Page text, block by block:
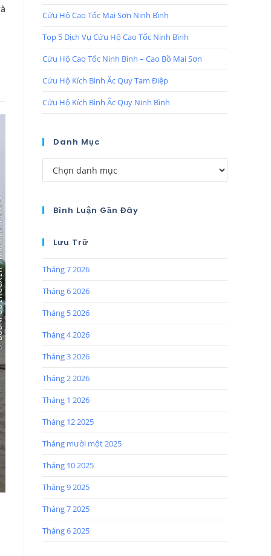
Cứu Hộ Cao Tốc Mai Sơn Ninh Bình
Top 5 Dịch Vụ Cứu Hộ Cao Tốc Ninh Bình
Cứu Hộ Cao Tốc Ninh Bình – Cao Bồ Mai Sơn
Cứu Hộ Kích Bình Ắc Quy Tam Điệp
Cứu Hộ Kích Bình Ắc Quy Ninh Bình
Danh Mục
Bình Luận Gần Đây
Lưu Trữ
Tháng 7 2026
Tháng 6 2026
Tháng 5 2026
Tháng 4 2026
Tháng 3 2026
Tháng 2 2026
Tháng 1 2026
Tháng 12 2025
Tháng mười một 2025
Tháng 10 2025
Tháng 9 2025
Tháng 7 2025
Tháng 6 2025